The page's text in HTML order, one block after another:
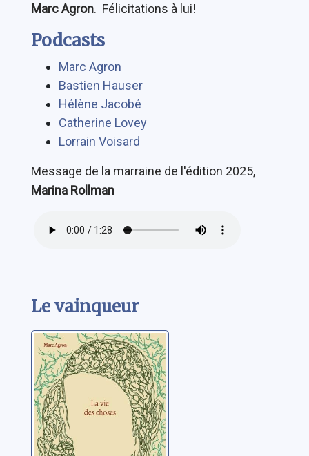
Marc Agron. Félicitations à lui!
Podcasts
Marc Agron
Bastien Hauser
Hélène Jacobé
Catherine Lovey
Lorrain Voisard
Message de la marraine de l'édition 2025,
Marina Rollman
Le vainqueur
La vie des
choses
Agron, Marc